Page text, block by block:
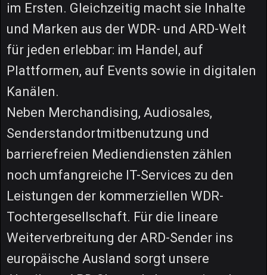
im Ersten. Gleichzeitig macht sie Inhalte
und Marken aus der WDR- und ARD-Welt
für jeden erlebbar: im Handel, auf
Plattformen, auf Events sowie in digitalen
Kanälen.
Neben Merchandising, Audiosales,
Senderstandortmitbenutzung und
barrierefreien Mediendiensten zählen
noch umfangreiche IT-Services zu den
Leistungen der kommerziellen WDR-
Tochtergesellschaft. Für die lineare
Weiterverbreitung der ARD-Sender ins
europäische Ausland sorgt unsere